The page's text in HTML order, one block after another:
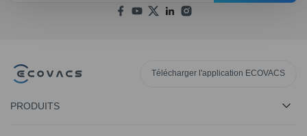
Télécharger l'application ECOVACS
PRODUITS